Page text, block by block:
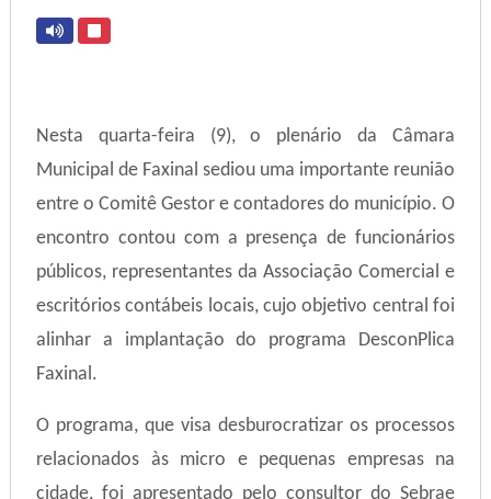
Nesta quarta-feira (9), o plenário da Câmara
Municipal de Faxinal sediou uma importante reunião
entre o Comitê Gestor e contadores do município. O
encontro contou com a presença de funcionários
públicos, representantes da Associação Comercial e
escritórios contábeis locais, cujo objetivo central foi
alinhar a implantação do programa DesconPlica
Faxinal.
O programa, que visa desburocratizar os processos
relacionados às micro e pequenas empresas na
cidade, foi apresentado pelo consultor do Sebrae